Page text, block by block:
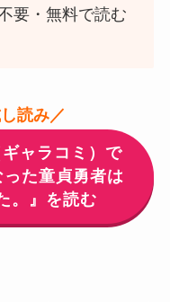
要・無料で読む
読み／
ャラコミ）で
た童貞勇者は
。』を読む